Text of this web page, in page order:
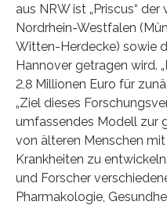
aus NRW ist „Priscus“
Nordrhein-Westfalen
Witten-Herdecke) sowie
Hannover getragen wird.
2,8 Millionen Euro für
„Ziel dieses
umfassendes Modell zur
von älteren Menschen
Krankheiten zu
und Forscher
Pharmakologie,